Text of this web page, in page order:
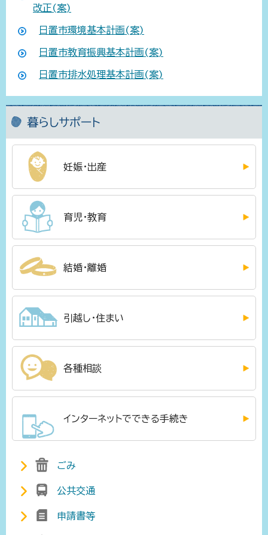
改正(案)
日置市環境基本計画(案)
日置市教育振興基本計画(案)
日置市排水処理基本計画(案)
暮らしサポート
妊娠・出産
育児・教育
結婚・離婚
引越し・住まい
各種相談
インターネットでできる手続き
ごみ
公共交通
申請書等